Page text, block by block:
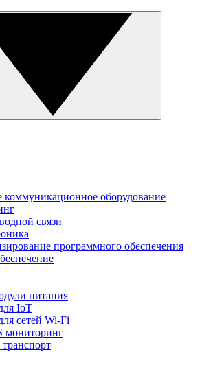
оборудование
связи
программного обеспечения
питания
IoT
сетей Wi-Fi